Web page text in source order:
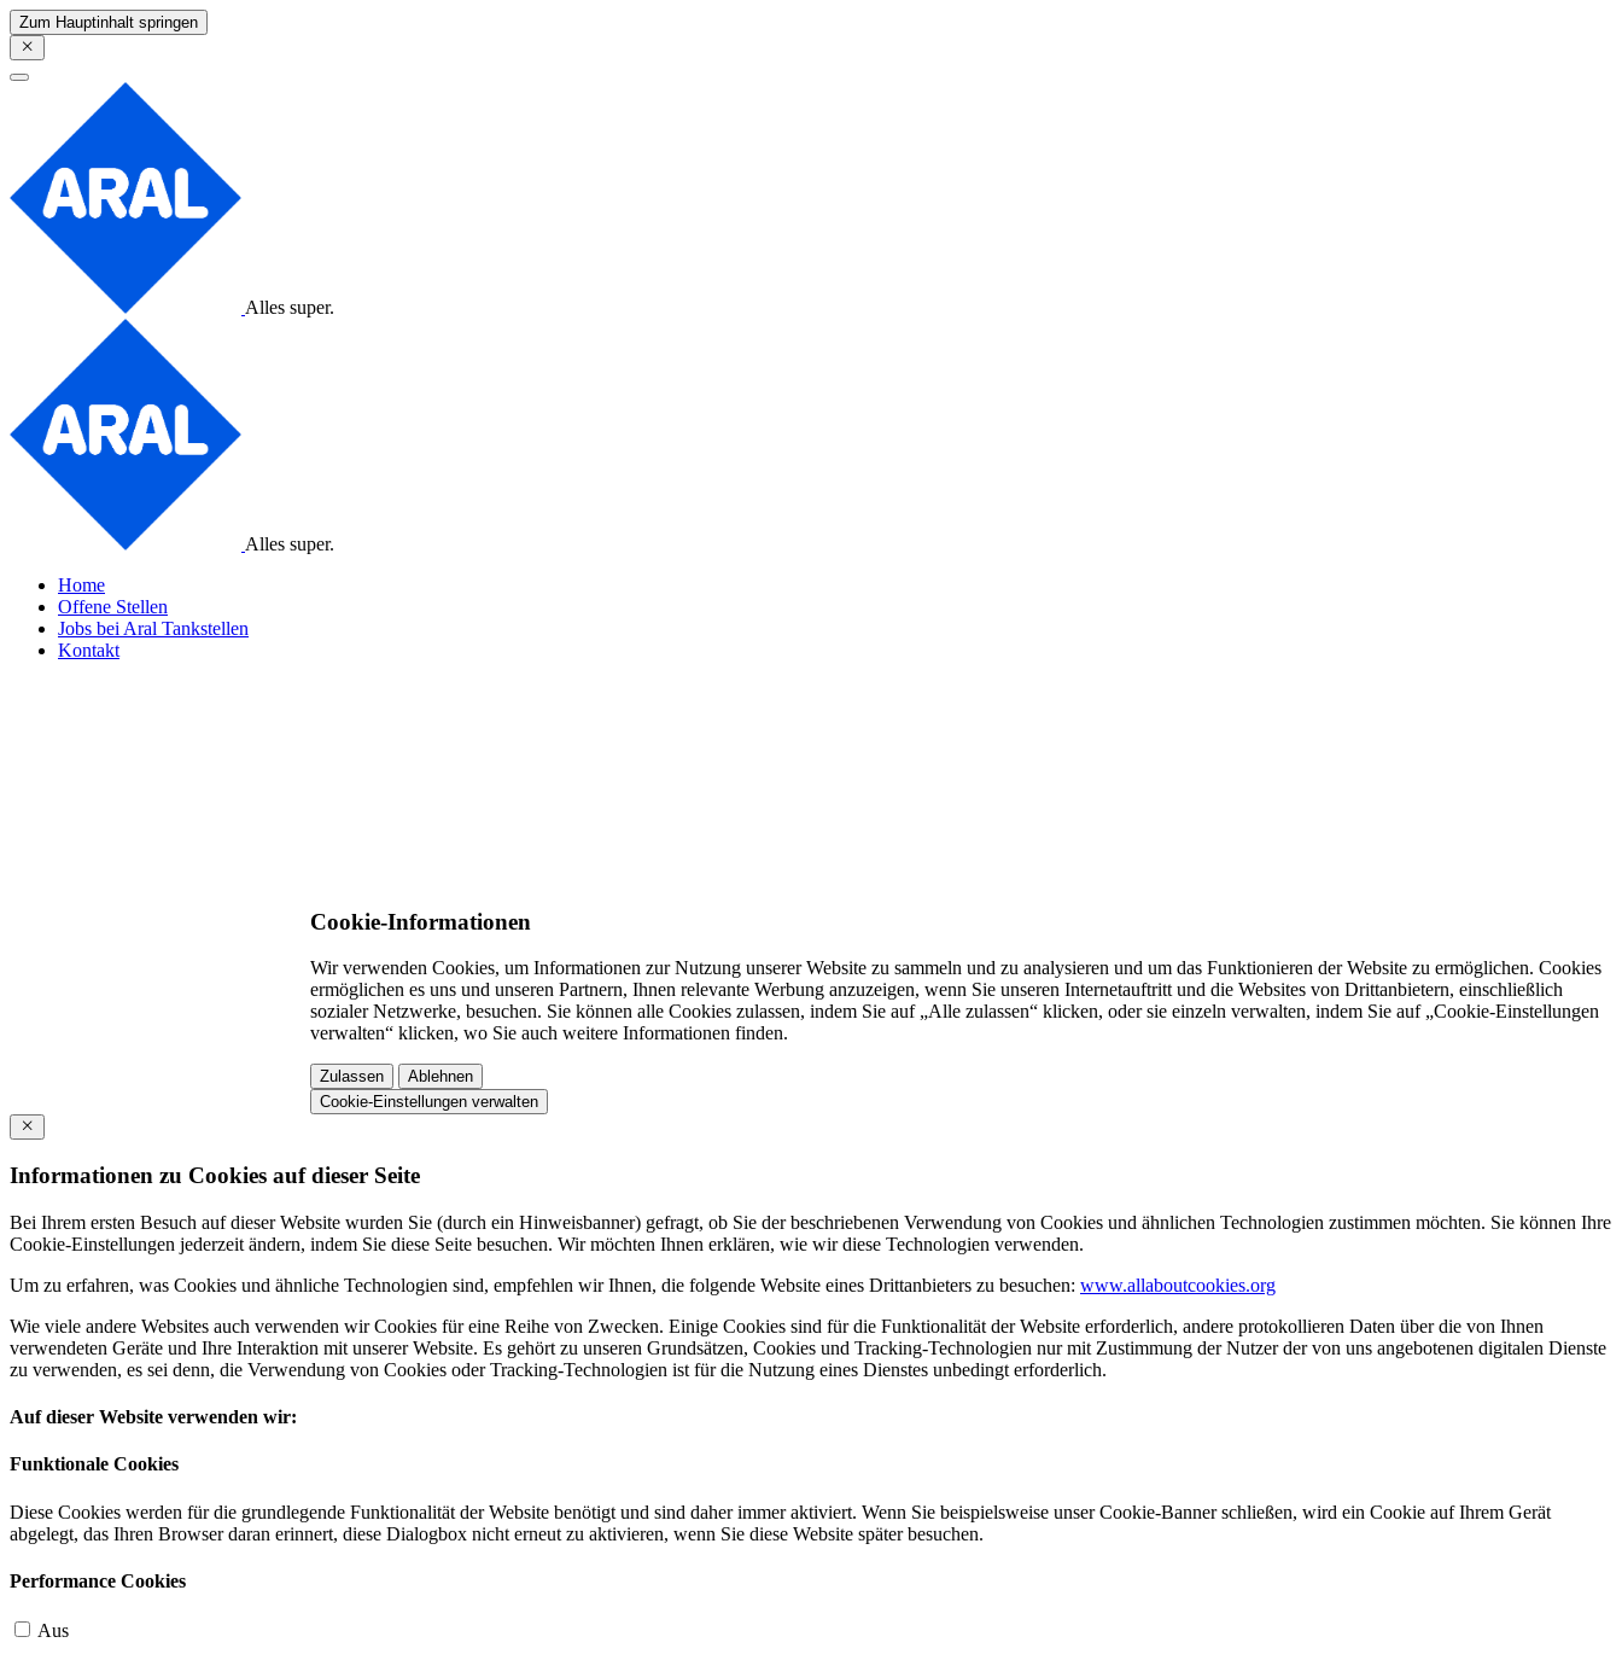
Zum Hauptinhalt springen
Alles super.
Alles super.
Home
Offene Stellen
Jobs bei Aral Tankstellen
Kontakt
Cookie-Informationen
Wir verwenden Cookies, um Informationen zur Nutzung unserer Website zu sammeln und zu analysieren und um das Funktionieren der Website zu ermöglichen. Cookies
ermöglichen es uns und unseren Partnern, Ihnen relevante Werbung anzuzeigen, wenn Sie unseren Internetauftritt und die Websites von Drittanbietern, einschließlich
sozialer Netzwerke, besuchen. Sie können alle Cookies zulassen, indem Sie auf „Alle zulassen“ klicken, oder sie einzeln verwalten, indem Sie auf „Cookie-Einstellungen
verwalten“ klicken, wo Sie auch weitere Informationen finden.
Zulassen
Ablehnen
Cookie-Einstellungen verwalten
Informationen zu Cookies auf dieser Seite
Bei Ihrem ersten Besuch auf dieser Website wurden Sie (durch ein Hinweisbanner) gefragt, ob Sie der beschriebenen Verwendung von Cookies und ähnlichen Technologien zustimmen möchten. Sie können Ihre
Cookie-Einstellungen jederzeit ändern, indem Sie diese Seite besuchen. Wir möchten Ihnen erklären, wie wir diese Technologien verwenden.
Um zu erfahren, was Cookies und ähnliche Technologien sind, empfehlen wir Ihnen, die folgende Website eines Drittanbieters zu besuchen: www.allaboutcookies.org
Wie viele andere Websites auch verwenden wir Cookies für eine Reihe von Zwecken. Einige Cookies sind für die Funktionalität der Website erforderlich, andere protokollieren Daten über die von Ihnen
verwendeten Geräte und Ihre Interaktion mit unserer Website. Es gehört zu unseren Grundsätzen, Cookies und Tracking-Technologien nur mit Zustimmung der Nutzer der von uns angebotenen digitalen Dienste
zu verwenden, es sei denn, die Verwendung von Cookies oder Tracking-Technologien ist für die Nutzung eines Dienstes unbedingt erforderlich.
Auf dieser Website verwenden wir:
Funktionale Cookies
Diese Cookies werden für die grundlegende Funktionalität der Website benötigt und sind daher immer aktiviert. Wenn Sie beispielsweise unser Cookie-Banner schließen, wird ein Cookie auf Ihrem Gerät
abgelegt, das Ihren Browser daran erinnert, diese Dialogbox nicht erneut zu aktivieren, wenn Sie diese Website später besuchen.
Performance Cookies
Aus